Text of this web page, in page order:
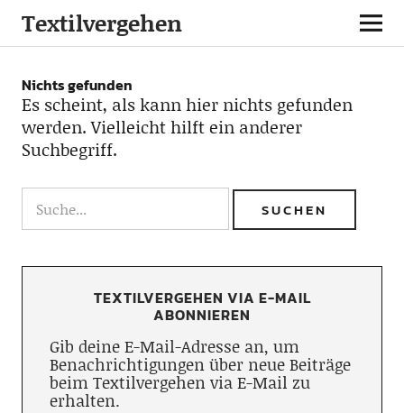
Textilvergehen
Nichts gefunden
Es scheint, als kann hier nichts gefunden
werden. Vielleicht hilft ein anderer
Suchbegriff.
TEXTILVERGEHEN VIA E-MAIL
ABONNIEREN
Gib deine E-Mail-Adresse an, um
Benachrichtigungen über neue Beiträge
beim Textilvergehen via E-Mail zu
erhalten.